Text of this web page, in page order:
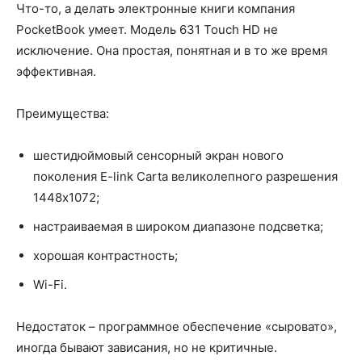
Что-то, а делать электронные книги компания
PocketBook умеет. Модель 631 Touch HD не
исключение. Она простая, понятная и в то же время
эффективная.
Преимущества:
шестидюймовый сенсорный экран нового
поколения E-link Carta великолепного разрешения
1448х1072;
настраиваемая в широком диапазоне подсветка;
хорошая контрастность;
Wi-Fi.
Недостаток – программное обеспечение «сыровато»,
иногда бывают зависания, но не критичные.